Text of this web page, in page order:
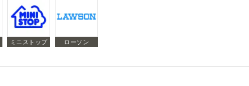
ミニストップ ローソン